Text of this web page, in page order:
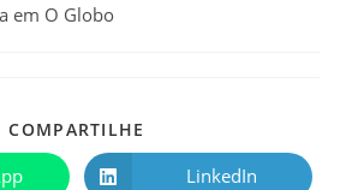
em O Globo
COMPARTILHE
LinkedIn